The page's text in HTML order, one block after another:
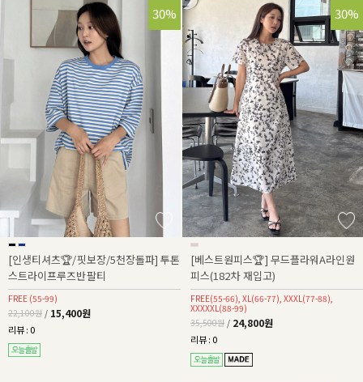
30%
[인생티셔츠🏆/핏보장/5천장돌파] 투톤
스트라이프루즈반팔티
FREE (55-99)
22,100원 / 15,400원
리뷰 : 0
30%
[베스트원피스🏆] 무드플라워A라인원
피스(182차 재입고)
FREE(55-66), XL(66-77), XXXL(77-88),
XXXXXL(88-99)
35,500원 / 24,800원
리뷰 : 0